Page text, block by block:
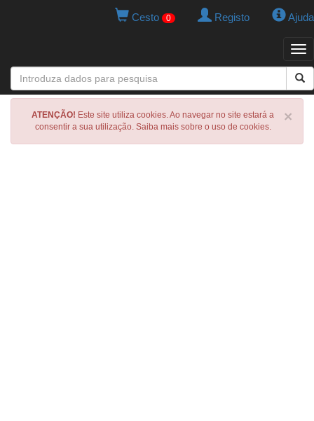
Cesto 0 Registo Ajuda
×
ATENÇÃO! Este site utiliza cookies. Ao navegar no site estará a
consentir a sua utilização. Saiba mais sobre o uso de cookies.